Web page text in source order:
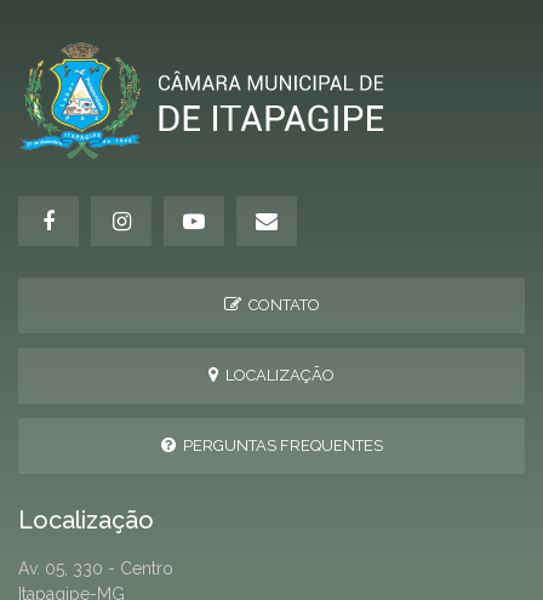
CONTATO
LOCALIZAÇÃO
PERGUNTAS FREQUENTES
Localização
Av. 05, 330 - Centro
Itapagipe-MG